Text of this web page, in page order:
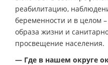
реабилитацию,
беременности и в целом
образа жизни и
просвещение населения.
— Где в нашем округе